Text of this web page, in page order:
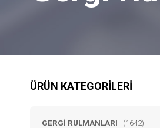
ÜRÜN KATEGORILERI
GERGI RULMANLARI (1642)